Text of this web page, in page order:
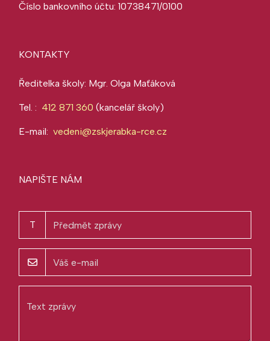
Číslo bankovního účtu: 10738471/0100
KONTAKTY
Ředitelka školy: Mgr. Olga Maťáková
Tel. : 412 871 360 (kancelář školy)
E-mail: vedeni@zskjerabka-rce.cz
NAPIŠTE NÁM
T